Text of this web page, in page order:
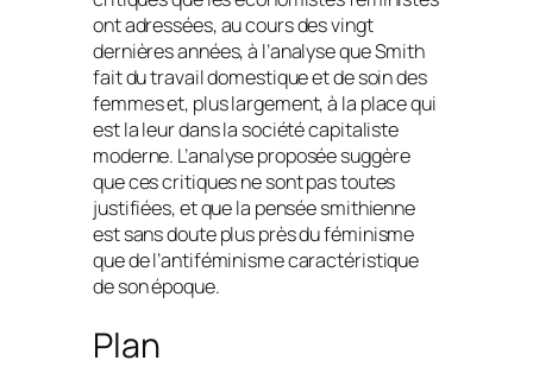
ont adressées, au cours des vingt
dernières années, à l’analyse que Smith
fait du travail domestique et de soin des
femmes et, plus largement, à la place qui
est la leur dans la société capitaliste
moderne. L’analyse proposée suggère
que ces critiques ne sont pas toutes
justifiées, et que la pensée smithienne
est sans doute plus près du féminisme
que de l’antiféminisme caractéristique
de son époque.
Plan